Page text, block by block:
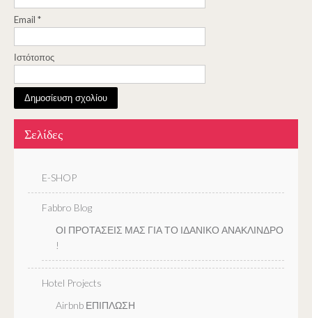
Email *
Ιστότοπος
Σελίδες
E-SHOP
Fabbro Blog
ΟΙ ΠΡΟΤΑΣΕΙΣ ΜΑΣ ΓΙΑ ΤΟ ΙΔΑΝΙΚΟ ΑΝΑΚΛΙΝΔΡΟ
!
Hotel Projects
Airbnb ΕΠΙΠΛΩΣΗ